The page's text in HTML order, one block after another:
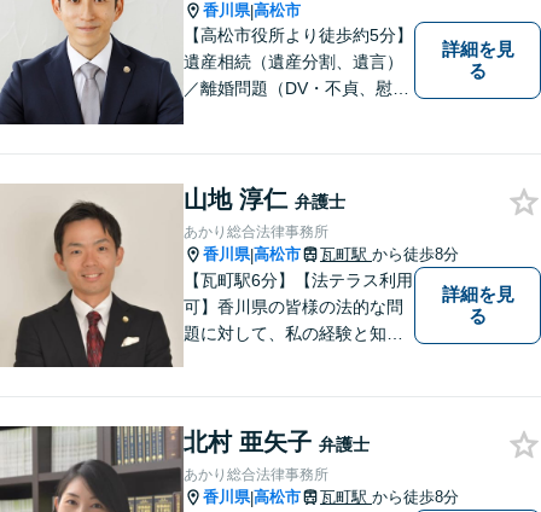
香川県|高松市
【高松市役所より徒歩約5分】
遺産相続（遺産分割、遺言）
／離婚問題（DV・不貞、慰謝
供します。
詳細を見
る
山地 淳仁 弁護士
あかり総合法律事務所
香川県|高松市 瓦町駅 から徒歩8分
【瓦町駅6分】【法テラス利用
可】香川県の皆様の法的な問
題に対して、私の経験と知識
い。少しでもお役に立てるよ
う全力でサポートいたしま
す。
詳細を見
る
北村 亜矢子 弁護士
あかり総合法律事務所
香川県|高松市 瓦町駅 から徒歩8分